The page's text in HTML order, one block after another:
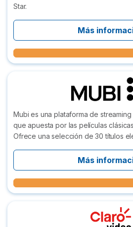
Star.
Más
Mubi es una plataforma de
que apuesta por las películas
Ofrece una selección de 30 títulos
Más